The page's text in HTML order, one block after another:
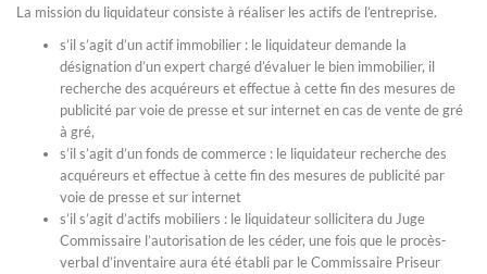
La mission du liquidateur consiste à réaliser les actifs de l’entreprise.
s’il s’agit d’un actif immobilier : le liquidateur demande la
désignation d’un expert chargé d’évaluer le bien immobilier, il
recherche des acquéreurs et effectue à cette fin des mesures de
publicité par voie de presse et sur internet en cas de vente de gré
à gré,
s’il s’agit d’un fonds de commerce : le liquidateur recherche des
acquéreurs et effectue à cette fin des mesures de publicité par
voie de presse et sur internet
s’il s’agit d’actifs mobiliers : le liquidateur sollicitera du Juge
Commissaire l’autorisation de les céder, une fois que le procès-
verbal d’inventaire aura été établi par le Commissaire Priseur